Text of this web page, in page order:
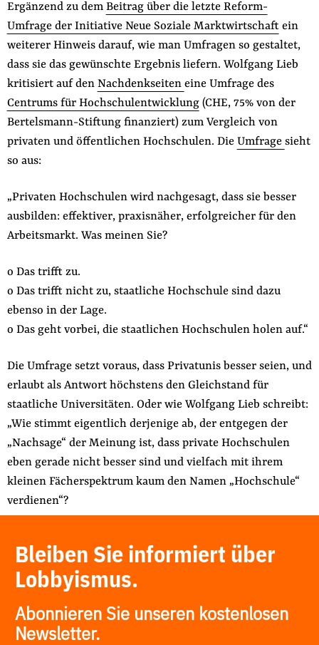
Presse
Newsletter
Kontakt
Impressum
Suche
der
Website
FacebookMastodon
BlueskyInstagram
YoutubeLinkedIn
Feed
Ergänzend zu dem Beitrag über die letzte Reform-
Umfrage der Initiative Neue Soziale Marktwirtschaftein
weiterer Hinweis darauf, wie man Umfragen so gestaltet,
dass sie das gewünschte Ergebnis liefern. Wolfgang Lieb
kritisiert auf den Nachdenkseiten eine Umfrage des
Centrums für Hochschulentwicklung(CHE, 75% von der
Bertelsmann-Stiftung finanziert) zum Vergleich von
privaten und öffentlichen Hochschulen. Die Umfrage sieht
so aus:
„Privaten Hochschulen wird nachgesagt, dass sie besser
ausbilden: effektiver, praxisnäher, erfolgreicher für den
Arbeitsmarkt. Was meinen Sie?
o Das trifft zu.
o Das trifft nicht zu, staatliche Hochschule sind dazu
ebenso in der Lage.
o Das geht vorbei, die staatlichen Hochschulen holen auf.“
Die Umfrage setzt voraus, dass Privatunis besser seien, und
erlaubt als Antwort höchstens den Gleichstand für
staatliche Universitäten. Oder wie Wolfgang Lieb schreibt:
„Wie stimmt eigentlich derjenige ab, der entgegen der
„Nachsage“ der Meinung ist, dass private Hochschulen
eben gerade nicht besser sind und vielfach mit ihrem
kleinen Fächerspektrum kaum den Namen „Hochschule“
verdienen“?
Bleiben Sie informiert über
Lobbyismus.
Abonnieren Sie unseren kostenlosen
Newsletter.